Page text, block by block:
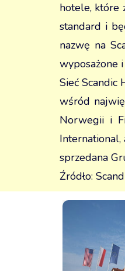
hotele, które
standard i
nazwę na
wyposażone
Sieć Scandic
wśród
Norwegii i
sprzedana
Źródło: